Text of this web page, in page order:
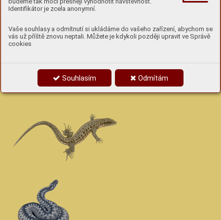
Identifikátor je zcela anonymní.
Vaše souhlasy a odmítnutí si ukládáme do vašeho zařízení, abychom se
vás už příště znovu neptali. Můžete je kdykoli později upravit ve Správě
cookies
Souhlasím Odmítám
1 Kdo není plaz?
Vyber, kdo nepatří mezi plazy.